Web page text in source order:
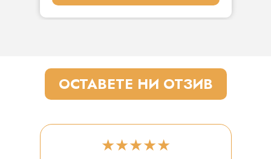
ОСТАВЕТЕ НИ ОТЗИВ
★★★★★